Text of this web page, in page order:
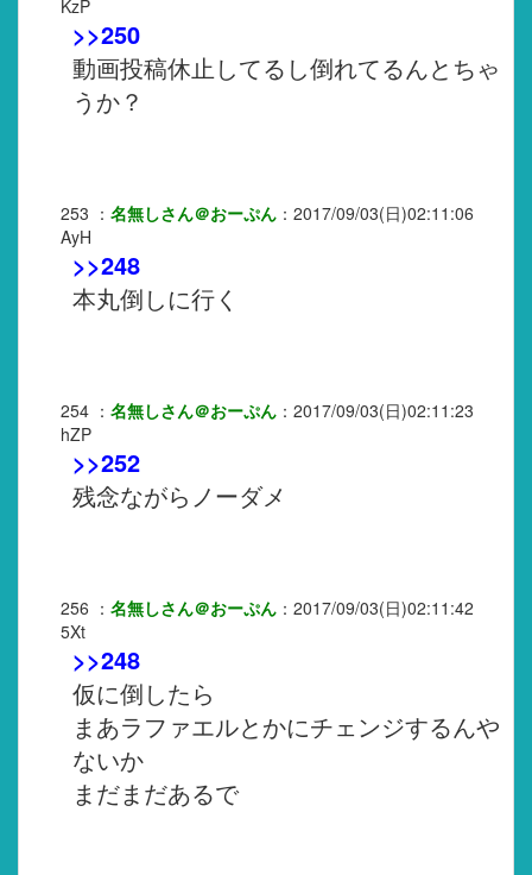
KzP
>>250
動画投稿休止してるし倒れてるんとちゃ
うか？
253 ： 名無しさん＠おーぷん ： 2017/09/03(日)02:11:06
AyH
>>248
本丸倒しに行く
254 ： 名無しさん＠おーぷん ： 2017/09/03(日)02:11:23
hZP
>>252
残念ながらノーダメ
256 ： 名無しさん＠おーぷん ： 2017/09/03(日)02:11:42
5Xt
>>248
仮に倒したら
まあラファエルとかにチェンジするんや
ないか
まだまだあるで